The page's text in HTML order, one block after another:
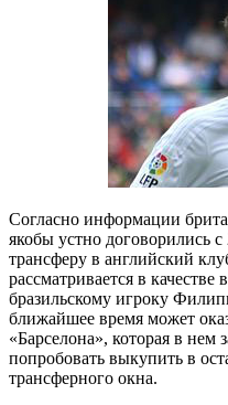
Согласно информации
якобы устно договорились
трансферу в английский
рассматривается в
бразильскому игроку
ближайшее время может
«Барселона», которая в нем
попробовать выкупить в
трансферного окна.